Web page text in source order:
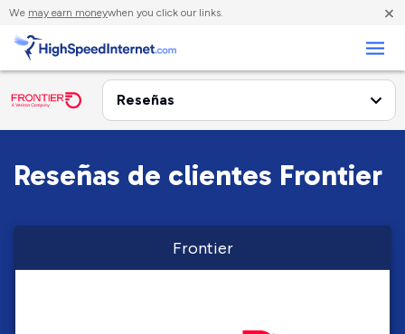
We may earn moneywhen you click our links. ×
Reseñas de clientes Frontier
Frontier